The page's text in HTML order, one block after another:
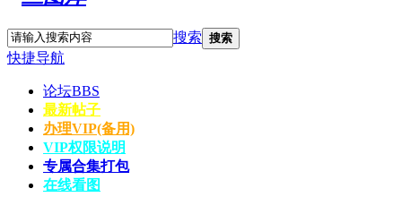
搜索 搜索
快捷导航
论坛BBS
最新帖子
办理VIP(备用)
VIP权限说明
专属合集打包
在线看图